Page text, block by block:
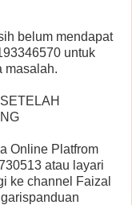
belum mendapat
untuk
masalah.
Online Platfrom
atau layari
ke channel Faizal